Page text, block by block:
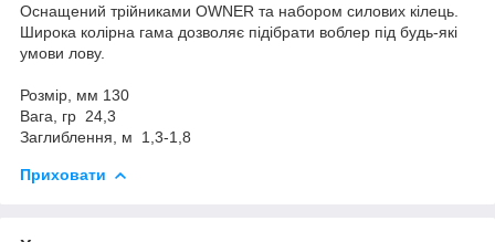
Оснащений трійниками OWNER та набором силових кілець.
Широка колірна гама дозволяє підібрати воблер під будь-які
умови лову.
Розмір, мм 130
Вага, гр 24,3
Заглиблення, м 1,3-1,8
Приховати